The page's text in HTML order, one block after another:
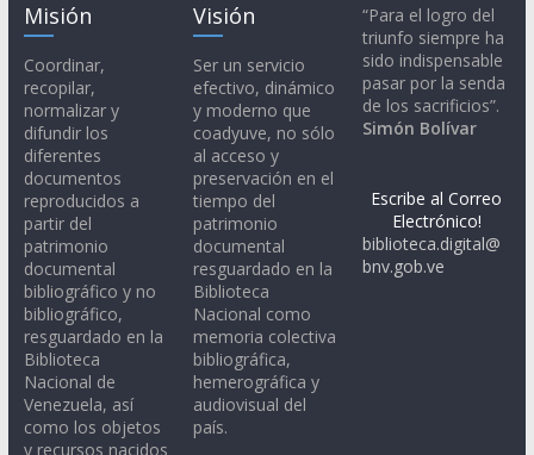
Misión
Coordinar,
recopilar,
normalizar y
difundir los
diferentes
documentos
reproducidos a
partir del
patrimonio
documental
bibliográfico y no
bibliográfico,
resguardado en la
Biblioteca
Nacional de
Venezuela, así
como los objetos
y recursos nacidos
Visión
Ser un servicio
efectivo, dinámico
y moderno que
coadyuve, no sólo
al acceso y
preservación en el
tiempo del
patrimonio
documental
resguardado en la
Biblioteca
Nacional como
memoria colectiva
bibliográfica,
hemerográfica y
audiovisual del
país.
“Para el logro del
triunfo siempre ha
sido indispensable
pasar por la senda
de los sacrificios”.
Simón Bolívar
Escribe al Correo
Electrónico!
biblioteca.digital@
bnv.gob.ve